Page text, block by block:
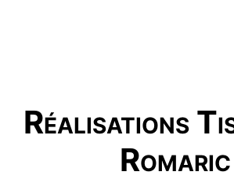
Réalisations
Romaric